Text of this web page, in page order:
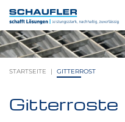
Inhalt
Hauptnavigation
Footernavigation
Logo
Schaufler
verlinkt
zur
Startseite
STARTSEITE GITTERROST
Gitterroste